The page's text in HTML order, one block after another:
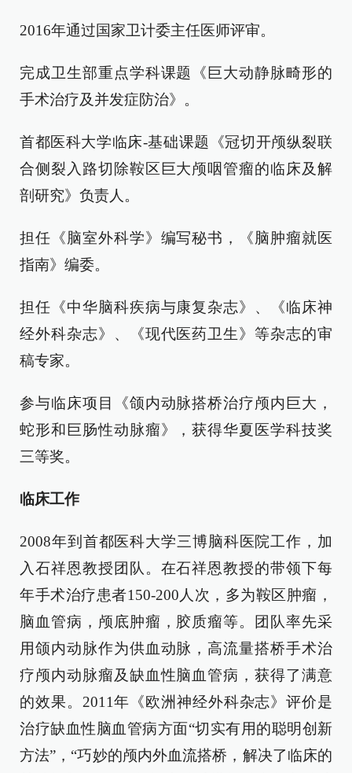
2016年通过国家卫计委主任医师评审。
完成卫生部重点学科课题《巨大动静脉畸形的
手术治疗及并发症防治》。
首都医科大学临床-基础课题《冠切开颅纵裂联
合侧裂入路切除鞍区巨大颅咽管瘤的临床及解
剖研究》负责人。
担任《脑室外科学》编写秘书，《脑肿瘤就医
指南》编委。
担任《中华脑科疾病与康复杂志》、《临床神
经外科杂志》、《现代医药卫生》等杂志的审
稿专家。
参与临床项目《颌内动脉搭桥治疗颅内巨大，
蛇形和巨肠性动脉瘤》，获得华夏医学科技奖
三等奖。
临床工作
2008年到首都医科大学三博脑科医院工作，加
入石祥恩教授团队。在石祥恩教授的带领下每
年手术治疗患者150-200人次，多为鞍区肿瘤，
脑血管病，颅底肿瘤，胶质瘤等。团队率先采
用颌内动脉作为供血动脉，高流量搭桥手术治
疗颅内动脉瘤及缺血性脑血管病，获得了满意
的效果。2011年《欧洲神经外科杂志》评价是
治疗缺血性脑血管病方面“切实有用的聪明创新
方法”，“巧妙的颅内外血流搭桥，解决了临床的